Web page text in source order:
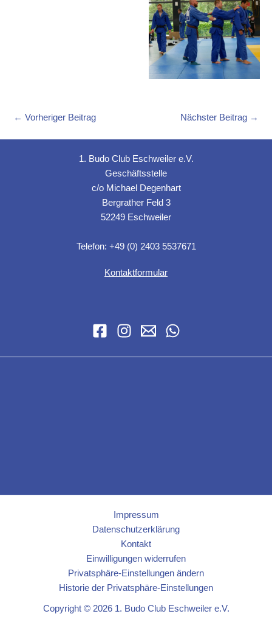
← Vorheriger Beitrag Nächster Beitrag →
1. Budo Club Eschweiler e.V.
Geschäftsstelle
c/o Michael Degenhart
Bergrather Feld 3
52249 Eschweiler
Telefon: +49 (0) 2403 5537671
Kontaktformular
Impressum
Datenschutzerklärung
Kontakt
Einwilligungen widerrufen
Privatsphäre-Einstellungen ändern
Historie der Privatsphäre-Einstellungen
Copyright © 2026 1. Budo Club Eschweiler e.V.